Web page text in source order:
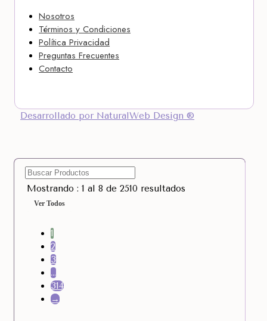
Nosotros
Términos y Condiciones
Política Privacidad
Preguntas Frecuentes
Contacto
Desarrollado por NaturalWeb Design ®
Mostrando : 1 al 8 de 2510 resultados
Ver Todos
1
2
3
…
314
→